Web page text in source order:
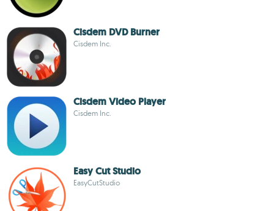
Cisdem DVD Burner
Cisdem Inc.
Cisdem Video Player
Cisdem Inc.
Easy Cut Studio
EasyCutStudio